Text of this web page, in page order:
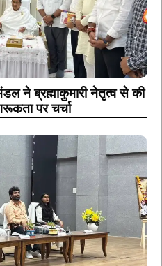
ने ब्रह्माकुमारी नेतृत्व से की
पर चर्चा